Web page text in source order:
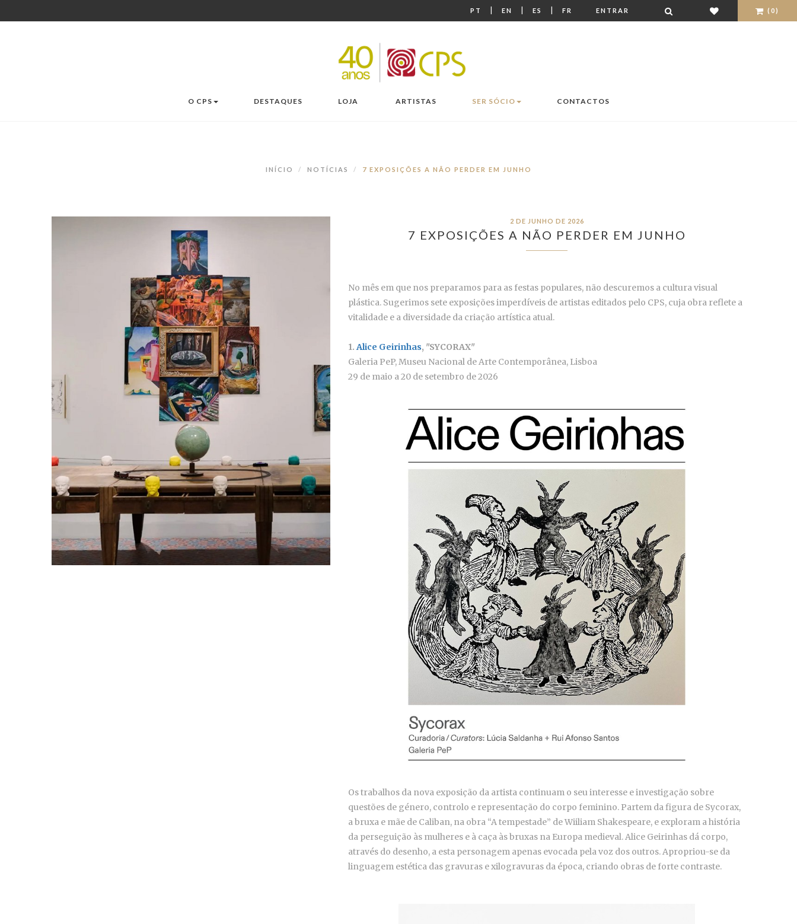
PT | EN | ES | FR ENTRAR (0)
O CPS DESTAQUES LOJA ARTISTAS SER SÓCIO CONTACTOS
INÍCIO NOTÍCIAS 7 EXPOSIÇÕES A NÃO PERDER EM JUNHO
2 DE JUNHO DE 2026
7 EXPOSIÇÕES A NÃO PERDER EM JUNHO
No mês em que nos preparamos para as festas populares, não descuremos a cultura visual
plástica. Sugerimos sete exposições imperdíveis de artistas editados pelo CPS, cuja obra reflete a
vitalidade e a diversidade da criação artística atual.
1.Alice Geirinhas, "SYCORAX"
Galeria PeP, Museu Nacional de Arte Contemporânea, Lisboa
29 de maio a 20 de setembro de 2026
Os trabalhos da nova exposição da artista continuam o seu interesse e investigação sobre
questões de género, controlo e representação do corpo feminino. Partem da figura de Sycorax,
a bruxa e mãe de Caliban, na obra “A tempestade” de Wiiliam Shakespeare, e exploram a história
da perseguição às mulheres e à caça às bruxas na Europa medieval. Alice Geirinhas dá corpo,
através do desenho, a esta personagem apenas evocada pela voz dos outros. Apropriou-se da
linguagem estética das gravuras e xilogravuras da época, criando obras de forte contraste.